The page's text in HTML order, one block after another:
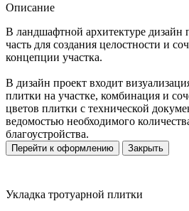
Описание
В ландшафтной архитектуре дизайн
часть для создания целостности и
концепции участка.
В дизайн проект входит
плитки на участке, комбинация и
цветов плитки с технической
ведомостью необходимого
благоустройства.
Перейти к оформлению Закрыть
Укладка тротуарной плитки